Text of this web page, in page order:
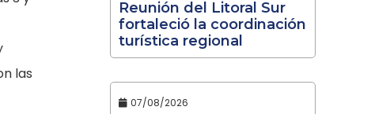
las
Reunión del Litoral Sur
fortaleció la coordinación
turística regional
07/08/2026